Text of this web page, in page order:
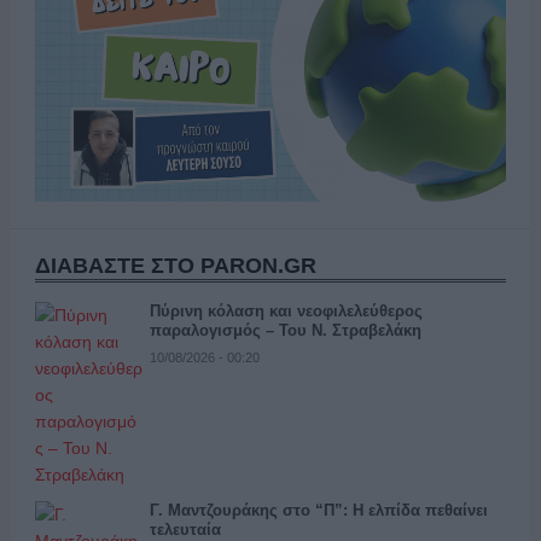
ΔΙΑΒΑΣΤΕ ΣΤΟ PARON.GR
Πύρινη κόλαση και νεοφιλελεύθερος
παραλογισμός – Του Ν. Στραβελάκη
10/08/2026 - 00:20
Γ. Μαντζουράκης στο “Π”: Η ελπίδα πεθαίνει
τελευταία